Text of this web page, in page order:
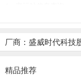
2、汽车票/时刻表查询
厂商：盛威时代科技
精品推荐